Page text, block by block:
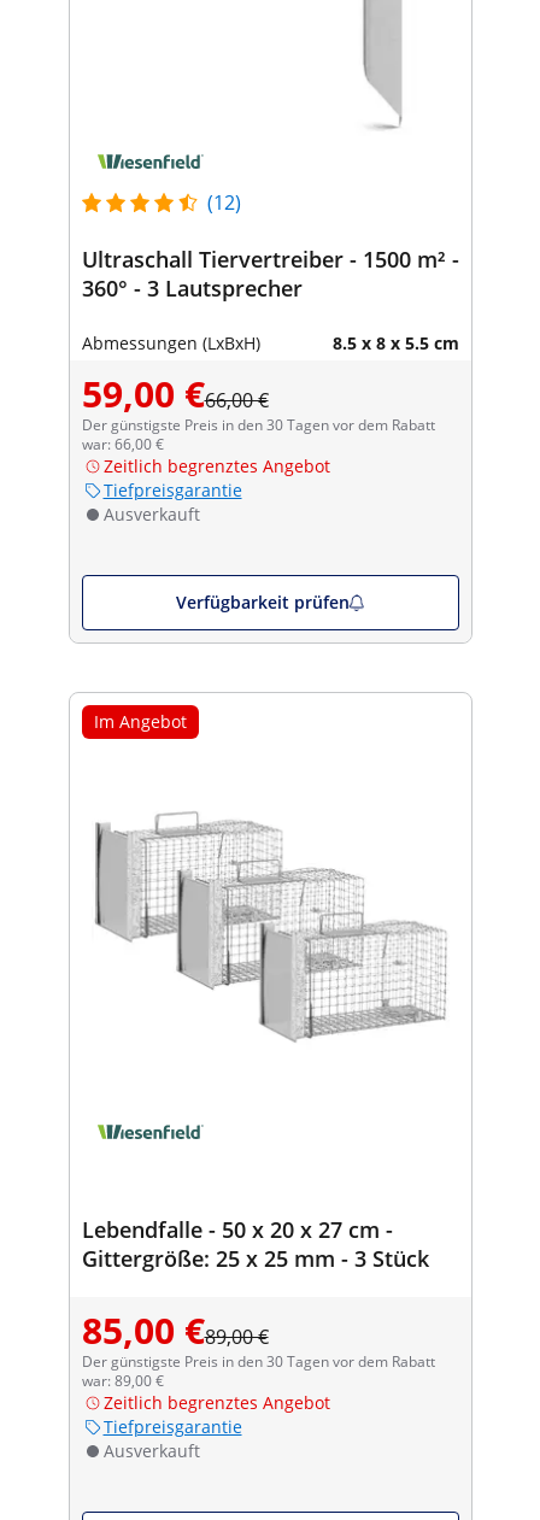
(12)
Ultraschall Tiervertreiber - 1500 m² -
360° - 3 Lautsprecher
Abmessungen (LxBxH) 8.5 x 8 x 5.5 cm
59,00 €66,00 €
Der günstigste Preis in den 30 Tagen vor dem Rabatt
war: 66,00 €
Zeitlich begrenztes Angebot
Tiefpreisgarantie
Ausverkauft
Verfügbarkeit prüfen
Im Angebot
Lebendfalle - 50 x 20 x 27 cm -
Gittergröße: 25 x 25 mm - 3 Stück
85,00 €89,00 €
Der günstigste Preis in den 30 Tagen vor dem Rabatt
war: 89,00 €
Zeitlich begrenztes Angebot
Tiefpreisgarantie
Ausverkauft